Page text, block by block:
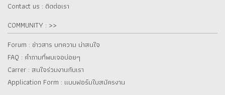
Contact us : ติดต่อเรา
COMMUNITY : >>
Forum : ข่าวสาร บทความ น่าสนใจ
FAQ : คำถามที่พบเจอบ่อยๆ
Carrer : สนใจร่วมงานกับเรา
Application Form : แบบฟอร์มใบสมัครงาน